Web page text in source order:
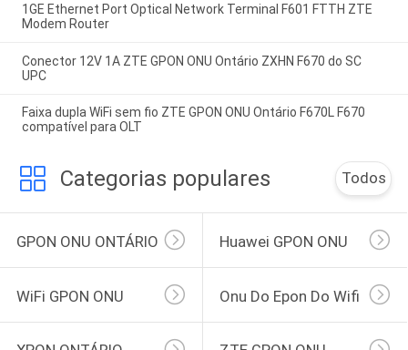
1GE Ethernet Port Optical Network Terminal F601 FTTH ZTE
Modem Router
Conector 12V 1A ZTE GPON ONU Ontário ZXHN F670 do SC
UPC
Faixa dupla WiFi sem fio ZTE GPON ONU Ontário F670L F670
compatível para OLT
Categorias populares Todos
GPON ONU ONTÁRIO Huawei GPON ONU
WiFi GPON ONU Onu Do Epon Do Wifi